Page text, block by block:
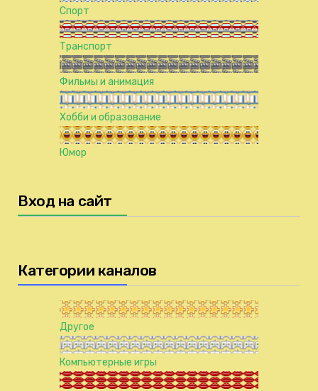
Спорт
Транспорт
Фильмы и анимация
Хобби и образование
Юмор
Вход на сайт
Категории каналов
Другое
Компьютерные игры